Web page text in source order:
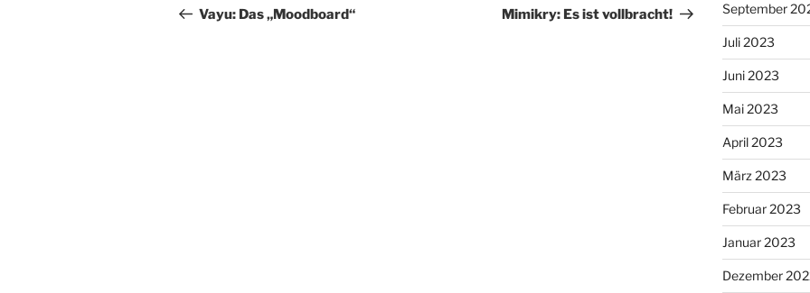
Beitrag
Vayu: Das „Moodboard“
Beitrag
Mimikry: Es ist vollbracht! September
Juli 2023
Juni 2023
Mai 2023
April 2023
März 2023
Februar 2023
Januar 2023
Dezember